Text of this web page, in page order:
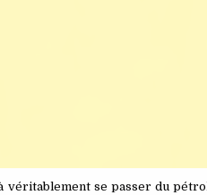
véritablement se passer du